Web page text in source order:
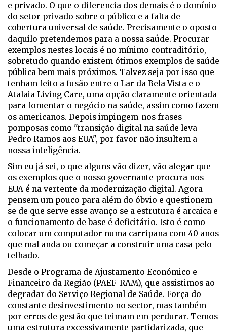
e privado. O que o diferencia dos demais é o domínio
do setor privado sobre o público e a falta de
cobertura universal de saúde. Precisamente o oposto
daquilo pretendemos para a nossa saúde. Procurar
exemplos nestes locais é no mínimo contraditório,
sobretudo quando existem ótimos exemplos de saúde
pública bem mais próximos. Talvez seja por isso que
tenham feito a fusão entre o Lar da Bela Vista e o
Atalaia Living Care, uma opção claramente orientada
para fomentar o negócio na saúde, assim como fazem
os americanos. Depois impingem-nos frases
pomposas como "transição digital na saúde leva
Pedro Ramos aos EUA", por favor não insultem a
nossa inteligência.
Sim eu já sei, o que alguns vão dizer, vão alegar que
os exemplos que o nosso governante procura nos
EUA é na vertente da modernização digital. Agora
pensem um pouco para além do óbvio e questionem-
se de que serve esse avanço se a estrutura é arcaica e
o funcionamento de base é deficitário. Isto é como
colocar um computador numa carripana com 40 anos
que mal anda ou começar a construir uma casa pelo
telhado.
Desde o Programa de Ajustamento Económico e
Financeiro da Região (PAEF-RAM), que assistimos ao
degradar do Serviço Regional de Saúde. Força do
constante desinvestimento no sector, mas também
por erros de gestão que teimam em perdurar. Temos
uma estrutura excessivamente partidarizada, que